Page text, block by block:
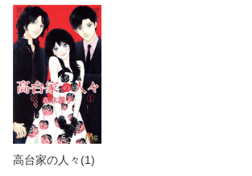
高台家の人々(1)